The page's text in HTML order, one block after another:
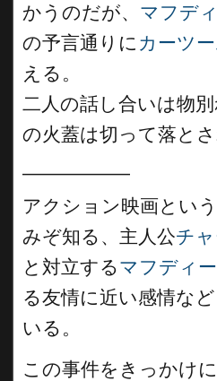
かうのだが、 マフデ
の予言通りに カーツ
える。
二人の話し合いは物
の火蓋は切って落とさ
アクション映画とい
みぞ知る、主人公チ
と対立するマフディー
る友情に近い感情な
いる。
この事件をきっかけ